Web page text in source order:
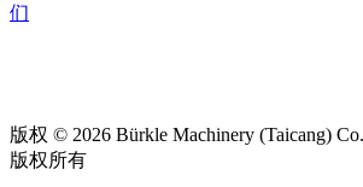
们
版权 © 2026 Bürkle Machinery (Taicang)
版权所有